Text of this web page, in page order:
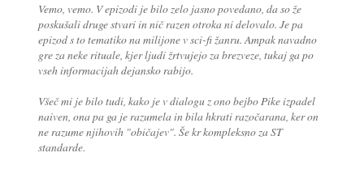
Vemo, vemo. V epizodi je bilo zelo jasno povedano, da so že
poskušali druge stvari in nič razen otroka ni delovalo. Je pa
epizod s to tematiko na milijone v sci-fi žanru. Ampak navadno
gre za neke rituale, kjer ljudi žrtvujejo za brezveze, tukaj ga po
vseh informacijah dejansko rabijo.
Všeč mi je bilo tudi, kako je v dialogu z ono bejbo Pike izpadel
naiven, ona pa ga je razumela in bila hkrati razočarana, ker on
ne razume njihovih "običajev". Še kr kompleksno za ST
standarde.